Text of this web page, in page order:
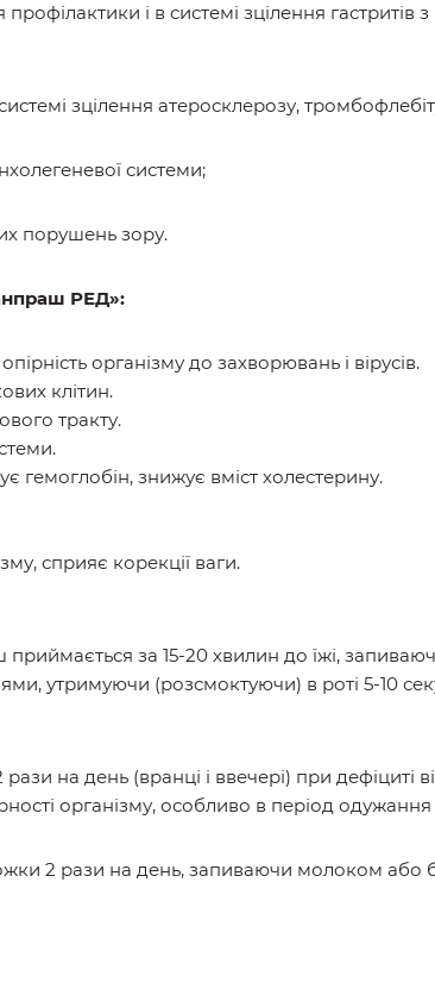
і в системі зцілення гастритів
зцілення атеросклерозу,
системи;
порушень зору.
РЕД»:
організму до захворювань і вірусів.
клітин.
тракту.
гемоглобін, знижує вміст холестерину.
сприяє корекції ваги.
за 15-20 хвилин до їжі,
утримуючи (розсмоктуючи) в роті 5-10
на день (вранці і ввечері) при дефіциті
організму, особливо в період одужання
ложки 2 рази на день, запиваючи молоком